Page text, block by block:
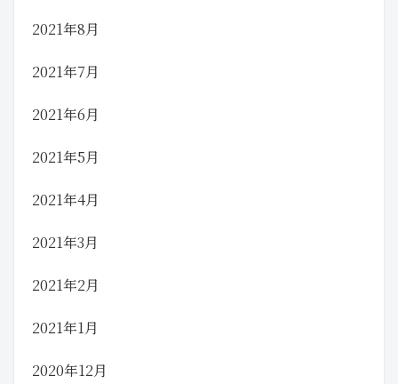
2021年8月
2021年7月
2021年6月
2021年5月
2021年4月
2021年3月
2021年2月
2021年1月
2020年12月